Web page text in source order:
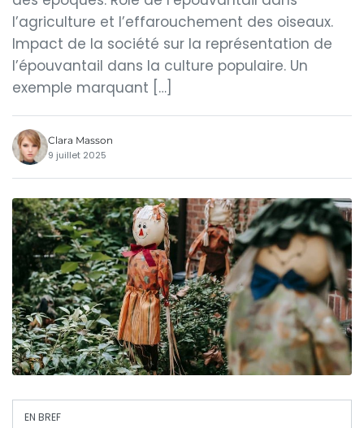
l’agriculture et l’effarouchement des oiseaux.
Impact de la société sur la représentation de
l’épouvantail dans la culture populaire. Un
exemple marquant […]
Clara Masson
9 juillet 2025
EN BREF